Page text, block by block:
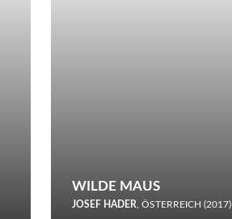
WILDE MAUS
JOSEF HADER, ÖSTERREICH (2017)